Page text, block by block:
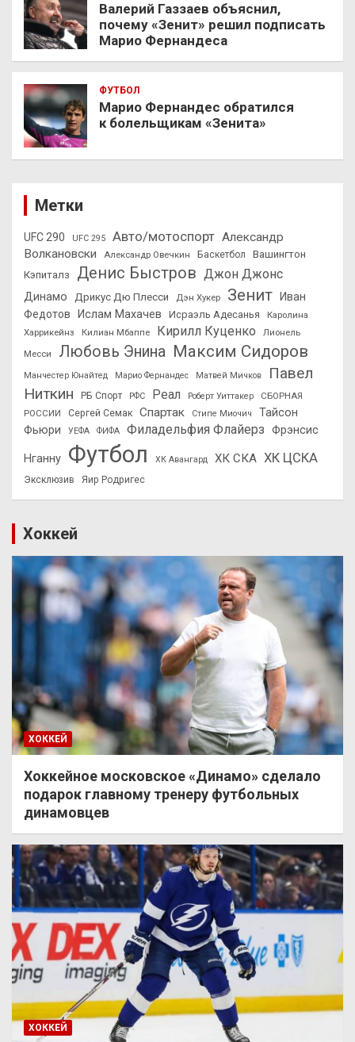
Валерий Газзаев объяснил,
почему «Зенит» решил подписать
Марио Фернандеса
ФУТБОЛ
Марио Фернандес обратился
к болельщикам «Зенита»
Метки
UFC 290 UFC 295 Авто/мотоспорт Александр
Волкановски
Александр Овечкин Баскетбол
Вашингтон
Кэпиталз
Денис Быстров Джон Джонс
Динамо Дрикус Дю Плесси Дэн Хукер Зенит
Иван
Федотов
Ислам Махачев Исраэль Адесанья
Каролина
Харрикейнз
Килиан Мбаппе Кирилл Куценко
Лионель
Месси
Любовь Энина Максим Сидоров
Манчестер Юнайтед Марио Фернандес Матвей Мичков
Павел
Ниткин
РБ Спорт РФС Реал Роберт Уиттакер
СБОРНАЯ
РОССИИ
Сергей Семак Спартак Стипе Миочич
Тайсон
Фьюри
УЕФА ФИФА Филадельфия Флайерз Фрэнсис
Нганну Футбол ХК Авангард ХК СКА ХК ЦСКА
Эксклюзив Яир Родригес
Хоккей
ХОККЕЙ
Хоккейное московское «Динамо» сделало
подарок главному тренеру футбольных
динамовцев
ХОККЕЙ